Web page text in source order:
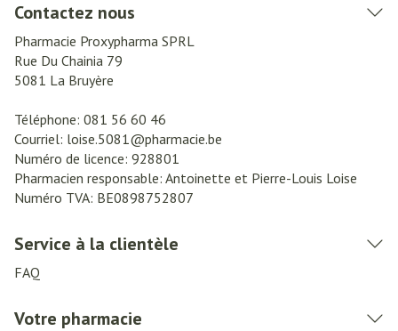
Contactez nous
Pharmacie Proxypharma SPRL
Rue Du Chainia 79
5081 La Bruyère
Téléphone: 081 56 60 46
Courriel: loise.5081@pharmacie.be
Numéro de licence: 928801
Pharmacien responsable: Antoinette et Pierre-Louis Loise
Numéro TVA: BE0898752807
Service à la clientèle
FAQ
Votre pharmacie